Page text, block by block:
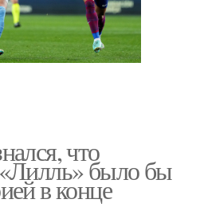
что
было бы
в конце